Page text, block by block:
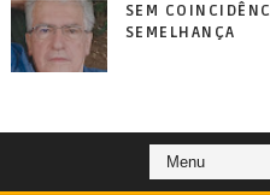
SEM
SEMELHANÇA